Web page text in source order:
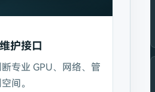
护接口
专业 GPU、网络、管
间。